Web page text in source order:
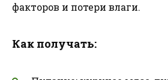
факторов и потери влаги.
Как получать: